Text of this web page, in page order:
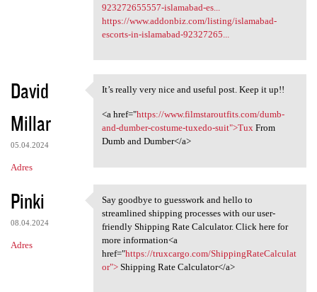
923272655557-islamabad-es...
https://www.addonbiz.com/listing/islamabad-
escorts-in-islamabad-92327265...
David
Millar
05.04.2024
Adres
It’s really very nice and
It’s really very nice and useful post. Keep it up!!
<a href="https://www.filmstaroutfits.com/dumb-
and-dumber-costume-tuxedo-suit">TuxFrom
Dumb and Dumber</a>
Pinki
08.04.2024
Adres
Say goodbye to guesswork and
Say goodbye to guesswork and hello to
streamlined shipping processes with our user-
friendly Shipping Rate Calculator. Click here for
more information<a
href="https://truxcargo.com/ShippingRateCalculat
or">Shipping Rate Calculator</a>